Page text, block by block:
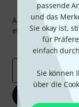
passende
und das
Sie okay ist,
für
einfach
Sie können
über die
Abonniere den
etwas Glück einen
Inspirierende
E-Mail-Adresse*